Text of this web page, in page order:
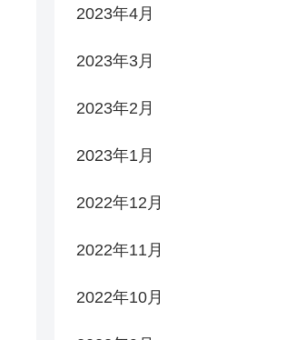
2023年4月
2023年3月
2023年2月
2023年1月
2022年12月
2022年11月
2022年10月